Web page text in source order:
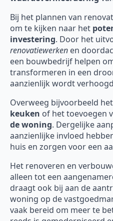
Bij het plannen van
om te kijken naar het
investering. Door het
renovatiewerken en
een bouwbedrijf helpen
transformeren in een
aanzienlijk wordt
Overweeg bijvoorbeeld het
keuken of het toevoegen
de woning. Dergelijke
aanzienlijke invloed
huis en zorgen voor een
Het renoveren en
alleen tot een
draagt ook bij aan de
woning op de
vaak bereid om meer te